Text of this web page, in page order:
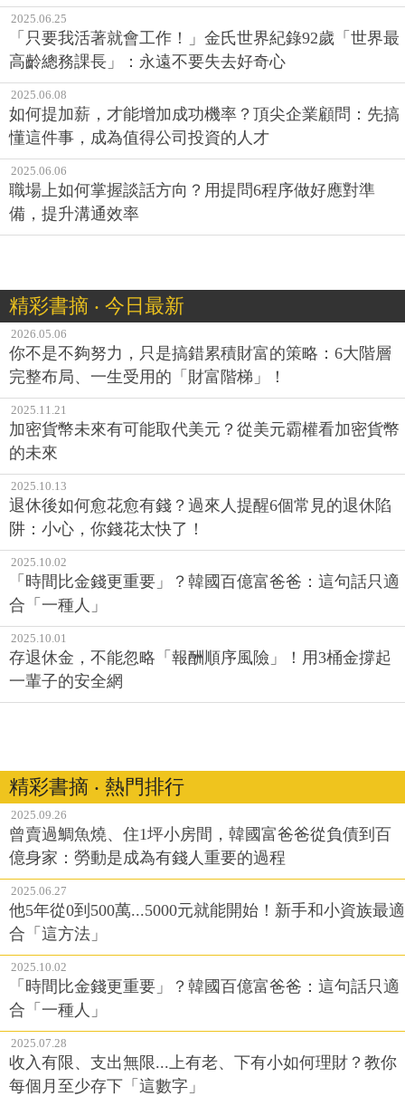
2025.06.25
「只要我活著就會工作！」金氏世界紀錄92歲「世界最
高齡總務課長」：永遠不要失去好奇心
2025.06.08
如何提加薪，才能增加成功機率？頂尖企業顧問：先搞
懂這件事，成為值得公司投資的人才
2025.06.06
職場上如何掌握談話方向？用提問6程序做好應對準
備，提升溝通效率
精彩書摘 ‧ 今日最新
2026.05.06
你不是不夠努力，只是搞錯累積財富的策略：6大階層
完整布局、一生受用的「財富階梯」！
2025.11.21
加密貨幣未來有可能取代美元？從美元霸權看加密貨幣
的未來
2025.10.13
退休後如何愈花愈有錢？過來人提醒6個常見的退休陷
阱：小心，你錢花太快了！
2025.10.02
「時間比金錢更重要」？韓國百億富爸爸：這句話只適
合「一種人」
2025.10.01
存退休金，不能忽略「報酬順序風險」！用3桶金撐起
一輩子的安全網
精彩書摘 ‧ 熱門排行
2025.09.26
曾賣過鯛魚燒、住1坪小房間，韓國富爸爸從負債到百
億身家：勞動是成為有錢人重要的過程
2025.06.27
他5年從0到500萬...5000元就能開始！新手和小資族最適
合「這方法」
2025.10.02
「時間比金錢更重要」？韓國百億富爸爸：這句話只適
合「一種人」
2025.07.28
收入有限、支出無限...上有老、下有小如何理財？教你
每個月至少存下「這數字」